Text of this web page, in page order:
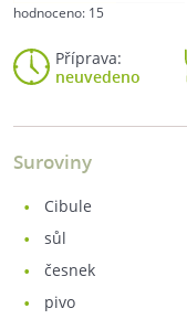
hodnoceno: 15
Příprava:
neuvedeno
Suroviny
cibule
sůl
česnek
pivo